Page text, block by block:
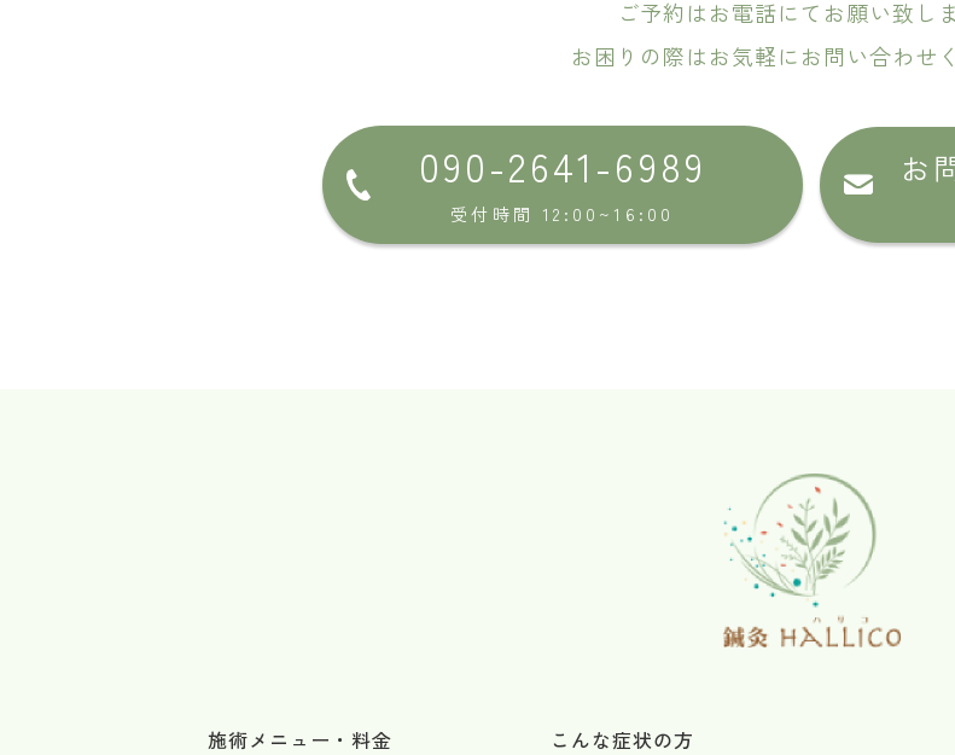
ご予約はお電話にてお願い致しま
お困りの際はお気軽にお問い合わせ
090-2641-6989
受付時間 12:00~16:00
お
施術メニュー・料金
こんな症状の方